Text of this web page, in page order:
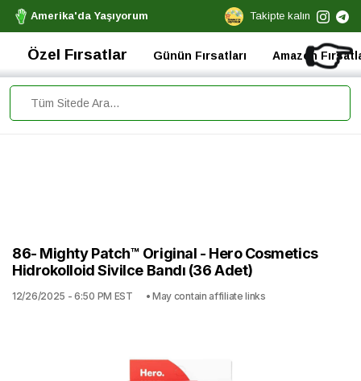
Amerika'da Yaşıyorum Takipte kalın
👉
Özel Fırsatlar Günün Fırsatları Amazon
86- Mighty Patch™ Original - Hero Cosmetics
Hidrokolloid Sivilce Bandı (36 Adet)
12/26/2025 - 6:50 PM EST • May contain affiliate links